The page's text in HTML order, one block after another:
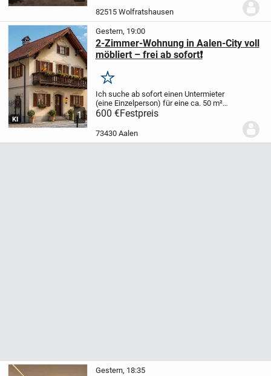
Zähler Der Raum hat 2 Fenster, Zufahrt
82515 Wolfratshausen
1
KI
Gestern, 19:00
2-Zimmer-Wohnung in Aalen-City voll
möbliert – frei ab sofort❗️
Merken
Ich suche ab sofort einen Untermieter
(eine Einzelperson) für eine ca. 50 m²
große, voll möblierte 2-Zimmer-
Dachgeschosswohnung in bester Lage
der Aalen-City.
600 €Festpreis
73430 Aalen
Gestern, 18:35